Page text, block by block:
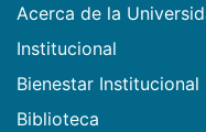
Acerca de la
Institucional
Bienestar Institucional
Biblioteca